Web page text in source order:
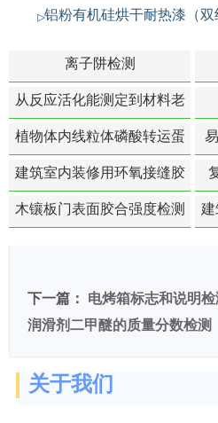
铝粉有机硅烘干耐热漆（
离子阱检测
从反应活化能测定到材料老
化寿命预测的经典模型
植物体内线粒体磷酸转运蛋
白活性检测
建筑室内装修用环氧接缝胶
苯含量检测
木镶板门表面胶合强度检测
建
下一篇： 电烤箱标志和说明检
润滑剂二甲醚的质量分数检测
关于我们